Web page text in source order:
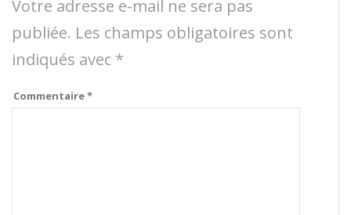
Votre adresse e-mail ne sera pas
publiée. Les champs obligatoires sont
indiqués avec *
Commentaire*